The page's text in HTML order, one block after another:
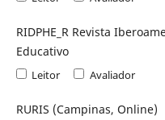
RIDPHE_R Revista
Educativo
Leitor Avaliador
RURIS (Campinas, Online)